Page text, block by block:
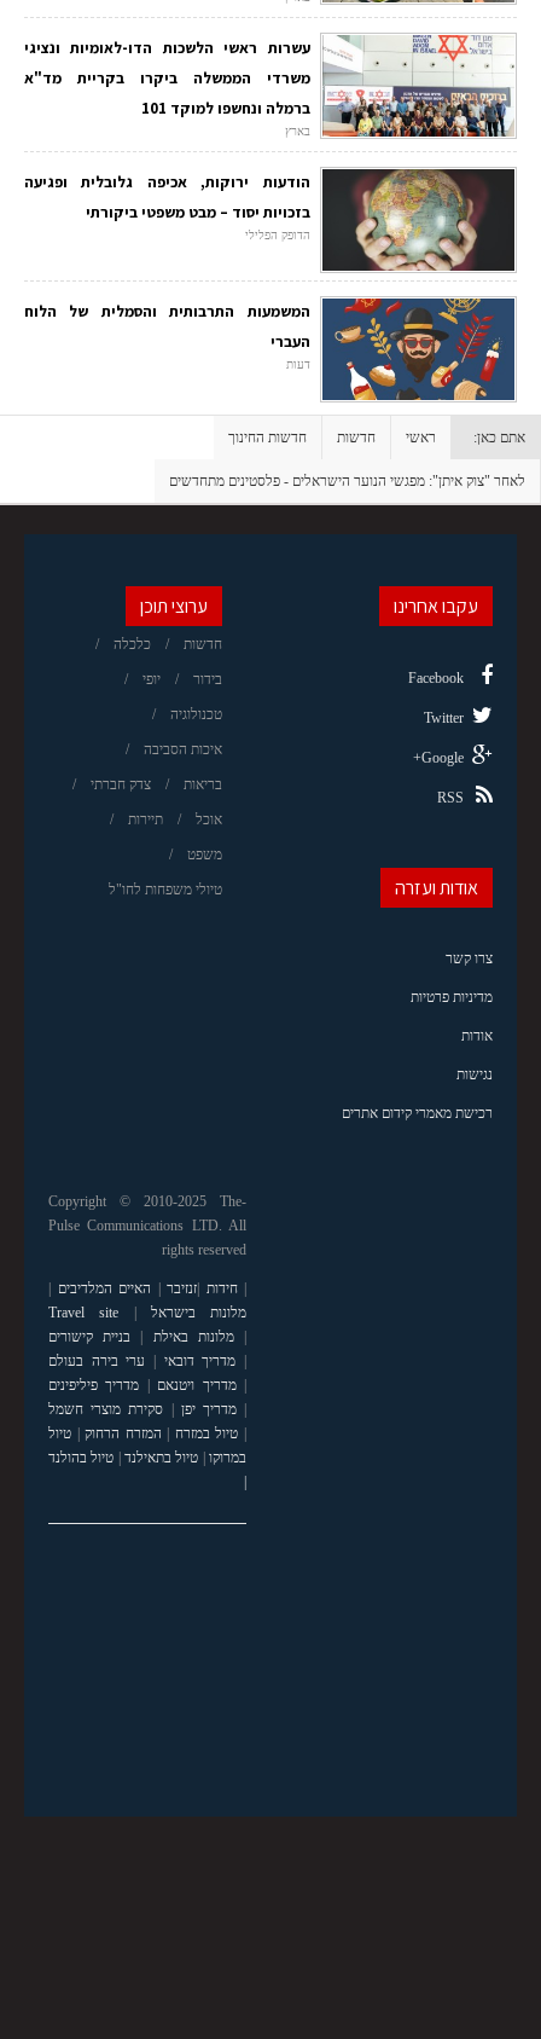
עשרות ראשי הלשכות הדו-לאומיות ונציגי
משרדי הממשלה ביקרו בקריית מד"א
ברמלה ונחשפו למוקד 101
בארץ
הודעות ירוקות, אכיפה גלובלית ופגיעה
בזכויות יסוד – מבט משפטי ביקורתי
הדופק הפלילי
המשמעות התרבותית והסמלית של הלוח
העברי
דעות
אתם כאן: ראשי חדשות חדשות החינוך
לאחר "צוק איתן": מפגשי הנוער הישראלים - פלסטינים מתחדשים
ערוצי תוכן
חדשות כלכלה
בידור יופי
טכנולוגיה
איכות הסביבה
בריאות צדק חברתי
אוכל תיירות
משפט
טיולי משפחות לחו"ל
עקבו אחרינו
Facebook
Twitter
Google+
RSS
אודות ועזרה
צרו קשר
מדיניות פרטיות
אודות
נגישות
רכישת מאמרי קידום אתרים
Copyright © 2010-2025 The-
Pulse Communications LTD. All
rights reserved
|חידות |זנזיבר | האיים המלדיבים |
מלונות בישראל |
Travel site
|מלונות באילת | בניית קישורים
| מדריך דובאי | ערי בירה בעולם
|מדריך ויטנאם | מדריך פיליפינים
|מדריך יפן | סקירת מוצרי חשמל
| טיול במזרח | המזרח הרחוק| טיול
במרוקו| טיול בתאילנד| טיול בהולנד
|